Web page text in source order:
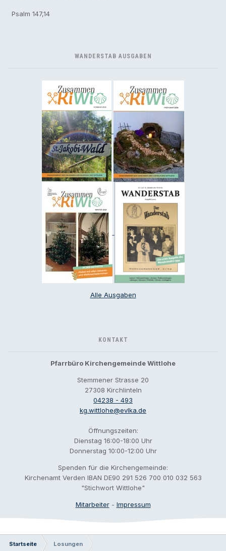
Psalm 147,14
WANDERSTAB AUSGABEN
Alle Ausgaben
KONTAKT
Pfarrbüro Kirchengemeinde Wittlohe
Stemmener Strasse 20
27308 Kirchlinteln
04238 - 493
kg.wittlohe@evlka.de
Öffnungszeiten:
Dienstag 16:00-18:00 Uhr
Donnerstag 10:00-12:00 Uhr
Spenden für die Kirchengemeinde:
Kirchenamt Verden IBAN DE90 291 526 700 010 032 563
"Stichwort Wittlohe"
Mitarbeiter- Impressum
Startseite Losungen